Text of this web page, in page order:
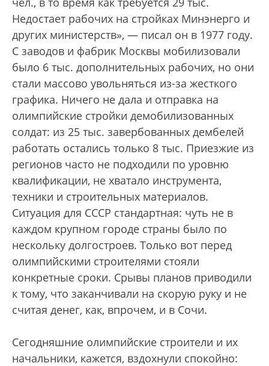
Недостает рабочих на стройках Минэнерго и
других министерств», — писал он в 1977 году.
С заводов и фабрик Москвы мобилизовали
было 6 тыс. дополнительных рабочих, но они
стали массово увольняться из-за жесткого
графика. Ничего не дала и отправка на
олимпийские стройки демобилизованных
солдат: из 25 тыс. завербованных дембелей
работать остались только 8 тыс. Приезжие из
регионов часто не подходили по уровню
квалификации, не хватало инструмента,
техники и строительных материалов.
Ситуация для СССР стандартная: чуть не в
каждом крупном городе страны было по
нескольку долгостроев. Только вот перед
олимпийскими строителями стояли
конкретные сроки. Срывы планов приводили
к тому, что заканчивали на скорую руку и не
считая денег, как, впрочем, и в Сочи.
Сегодняшние олимпийские строители и их
начальники, кажется, вздохнули спокойно: